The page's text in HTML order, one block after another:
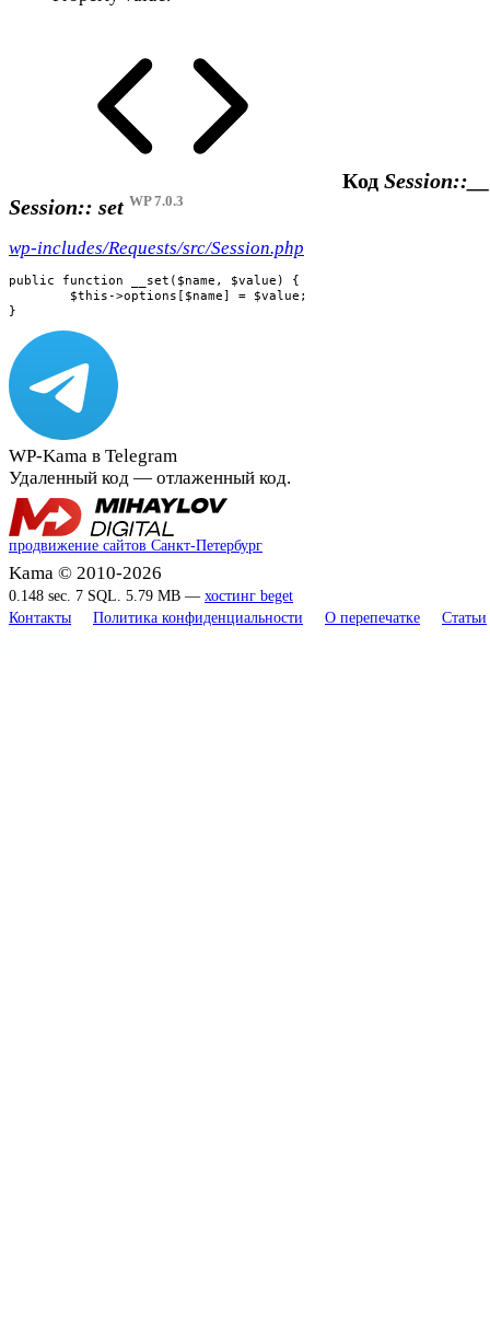
Код
Session:: set WP 7.0.3
wp-includes/Requests/src/Session.php
public function __set($name, $value) {
}
WP-Kama в Telegram
Удаленный код — отлаженный код.
продвижение сайтов Санкт-Петербург
Kama © 2010-2026
0.148 sec. 7 SQL. 5.79 MB — хостинг beget
Контакты
Политика конфиденциальности О перепечатке Статьи